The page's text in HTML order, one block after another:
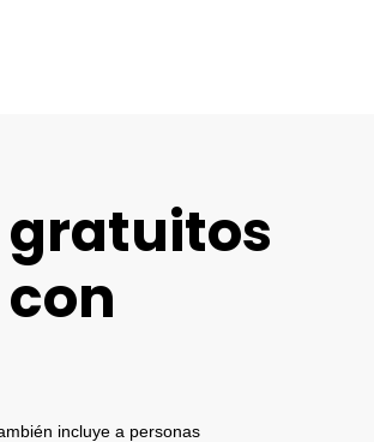
gratuitos
incluye a personas